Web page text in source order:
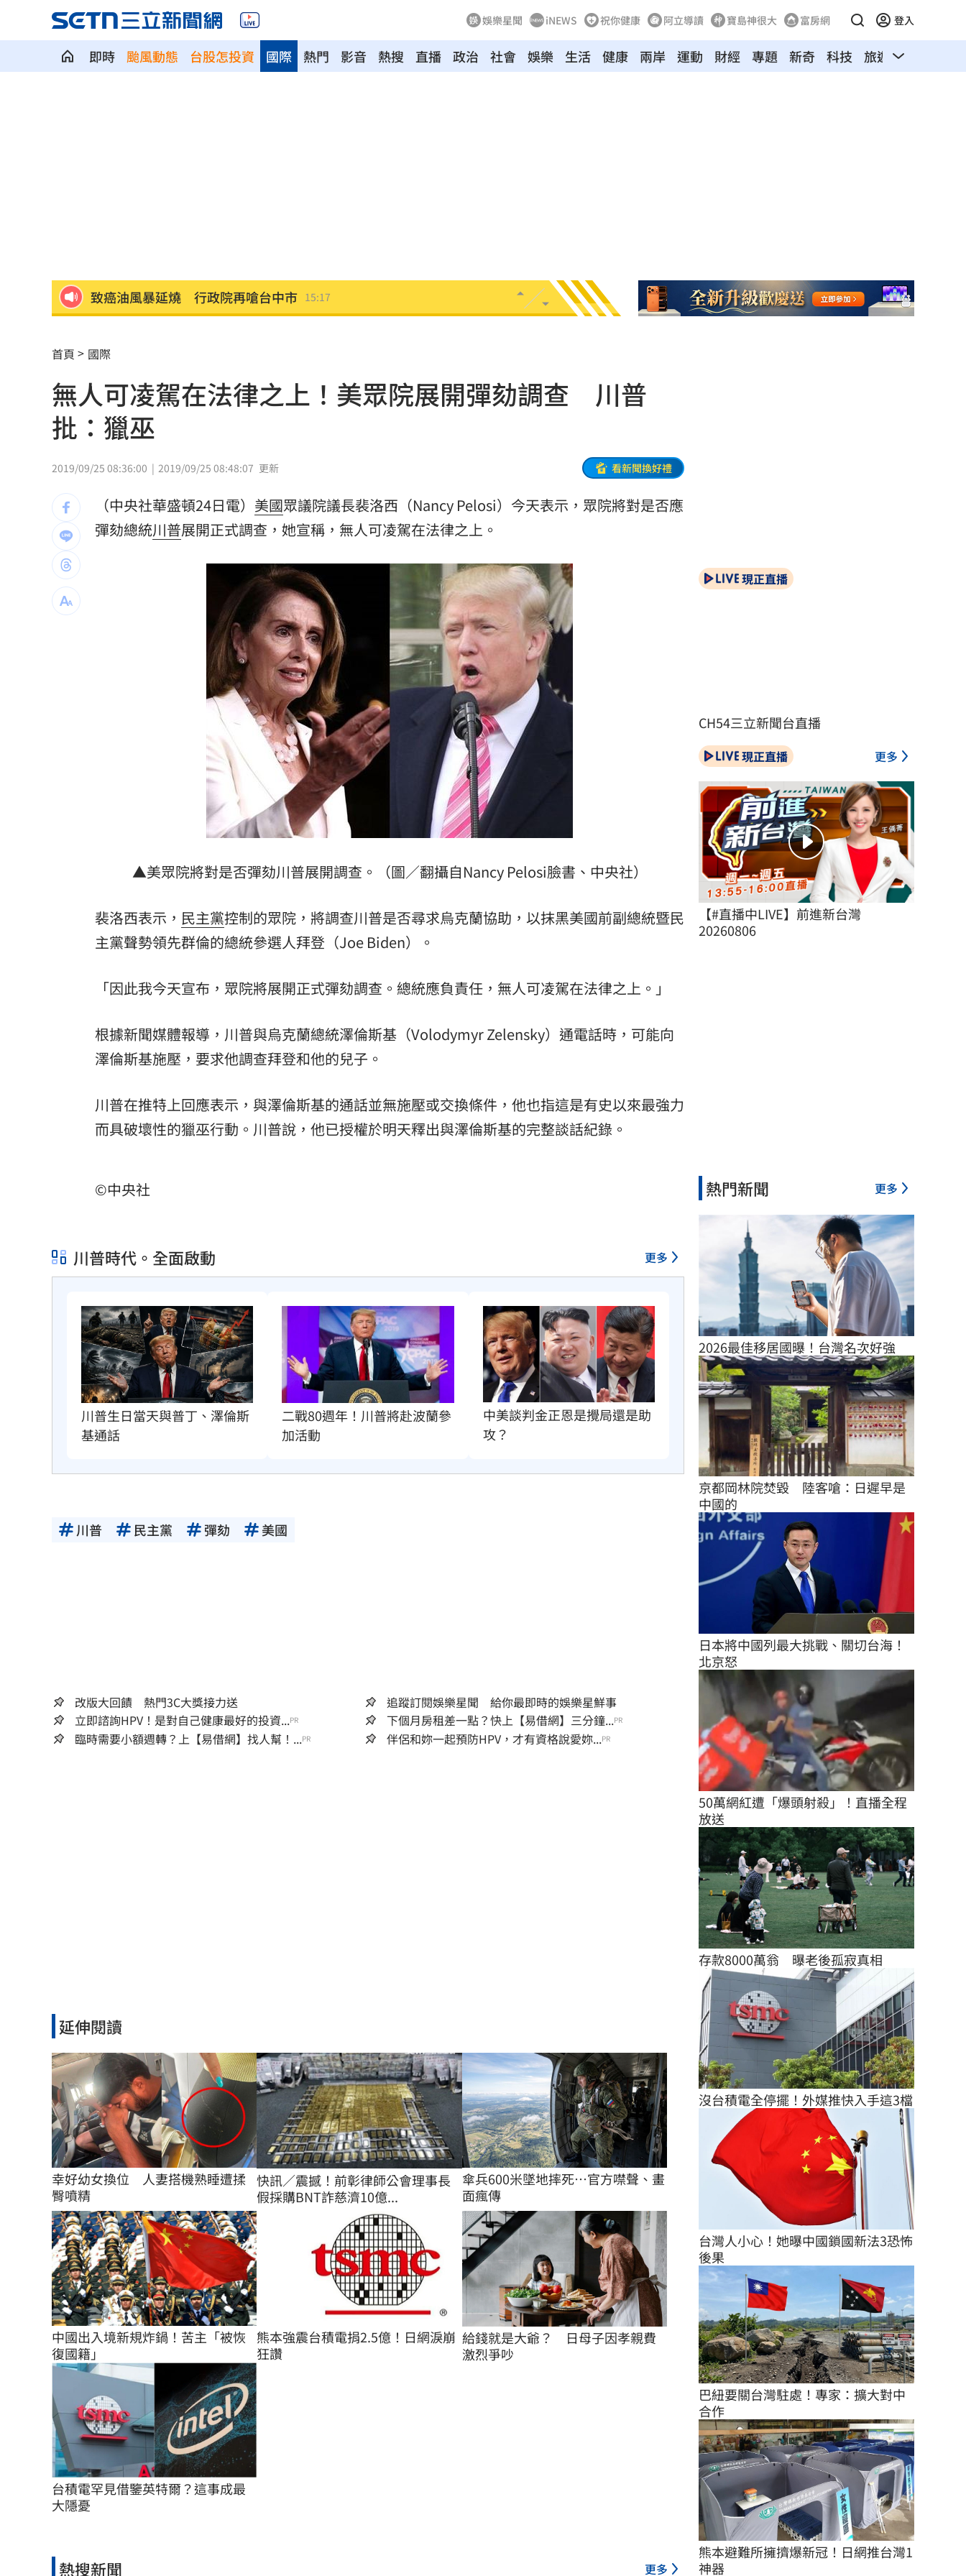
娛樂星聞 iNEWS 祝你健康 阿立導讀 寶島神很大 富房網 登入
即時 颱風動態 台股怎投資 熱門 影音 熱搜 直播 政治 社會 娛樂 生活 健康
國際 兩岸 運動 財經 專題 新奇 科技 旅遊 汽車
致癌油風暴延燒 行政院再嗆台中市 15:17
暑假3流行病齊發！醫示警：宛如病毒盛宴
漢光42／畫面曝！模擬敵軍入侵 機砲出動 15:14
模特兒經紀人押走3小模1前同事 北檢起訴
中國全民玩梗！「竹知了」大戰華為掀熱議
狄鶯離開台灣散心 孫鵬首度鬆口談近況了
痛失愛子李智漢 店員一句話讓她當場崩潰 15:08
白營狂打徐佳青出國 她揭僑委會本務開酸 15:04
學者：認為統一後台灣會更好的人該醒了 15:01
荷莫茲海峽可望重啟通航 金價創7週新高 15:00
警察身揹長槍買涼的！排隊被問1句網笑歪 14:57
獨／牆面魔術大空間！10參選人卡位看板 14:55
池秋美開撕演藝工會 曹雨婷不忍反擊了 14:54
綠營首場中常會插旗台中 何欣純拚翻轉 14:53
台灣彩券開獎直播中 20:31
LIVE三立+24小時直播 15:27
父親節送會拉筋的按摩椅 爸爸「筋歡喜」 18:00
罕病博士彭士齊 輪椅上的生命覺醒！ 11:00
酷澎「爸氣父親節」國際官方品牌齊聚
首頁 國際
無人可凌駕在法律之上！美眾院展開彈劾調查 川普
批：獵巫
2019/09/25 08:36:00 2019/09/25 08:48:07 更新 看新聞換好禮
（中央社華盛頓24日電） 美國眾議院議長裴洛西（Nancy Pelosi）今天表示，眾院將對是否應
彈劾總統川普展開正式調查，她宣稱，無人可凌駕在法律之上。
▲美眾院將對是否彈劾川普展開調查。（圖／翻攝自Nancy Pelosi臉書、中央社）
裴洛西表示， 民主黨控制的眾院，將調查川普是否尋求烏克蘭協助，以抹黑美國前副總統暨民
主黨聲勢領先群倫的總統參選人拜登（Joe Biden）。
「因此我今天宣布，眾院將展開正式彈劾調查。總統應負責任，無人可凌駕在法律之上。」
根據新聞媒體報導，川普與烏克蘭總統澤倫斯基（Volodymyr Zelensky）通電話時，可能向
澤倫斯基施壓，要求他調查拜登和他的兒子。
川普在推特上回應表示，與澤倫斯基的通話並無施壓或交換條件，他也指這是有史以來最強力
而具破壞性的獵巫行動。川普說，他已授權於明天釋出與澤倫斯基的完整談話紀錄。
©中央社
川普時代。全面啟動 更多
川普生日當天與普丁、澤倫斯
基通話
二戰80週年！川普將赴波蘭參
加活動
中美談判金正恩是攪局還是助
攻？
川普 民主黨 彈劾 美國
改版大回饋 熱門3C大獎接力送
追蹤訂閱娛樂星聞 給你最即時的娛樂星鮮事
立即諮詢HPV！是對自己健康最好的投資...PR 下個月房租差一點？快上【易借網】三分鐘...PR
臨時需要小額週轉？上【易借網】找人幫！...PR 伴侶和妳一起預防HPV，才有資格說愛妳...PR
延伸閱讀
幸好幼女換位　人妻搭機熟睡遭揉
臀噴精
快訊／震撼！前彰律師公會理事長
假採購BNT詐慈濟10億...
傘兵600米墜地摔死…官方噤聲、畫
面瘋傳
中國出入境新規炸鍋！苦主「被恢
復國籍」
熊本強震台積電捐2.5億！日網淚崩
狂讚
給錢就是大爺？　日母子因孝親費
激烈爭吵
台積電罕見借鑒英特爾？這事成最
大隱憂
熱搜新聞 更多
現正直播
CH54三立新聞台直播
現正直播 更多
【#直播中LIVE】前進新台灣
20260806
熱門新聞 更多
2026最佳移居國曝！台灣名次好強
京都岡林院焚毀　陸客嗆：日遲早是
中國的
日本將中國列最大挑戰、關切台海！
北京怒
50萬網紅遭「爆頭射殺」！直播全程
放送
存款8000萬翁　曝老後孤寂真相
沒台積電全停擺！外媒推快入手這3檔
台灣人小心！她曝中國鎖國新法3恐怖
後果
巴紐要關台灣駐處！專家：擴大對中
合作
熊本避難所擁擠爆新冠！日網推台灣1
神器